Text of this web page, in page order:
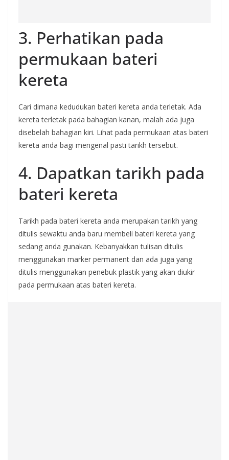
3. Perhatikan pada
permukaan bateri
kereta
Cari dimana kedudukan bateri kereta anda terletak. Ada
kereta terletak pada bahagian kanan, malah ada juga
disebelah bahagian kiri. Lihat pada permukaan atas bateri
kereta anda bagi mengenal pasti tarikh tersebut.
4. Dapatkan tarikh pada
bateri kereta
Tarikh pada bateri kereta anda merupakan tarikh yang
ditulis sewaktu anda baru membeli bateri kereta yang
sedang anda gunakan. Kebanyakkan tulisan ditulis
menggunakan marker permanent dan ada juga yang
ditulis menggunakan penebuk plastik yang akan diukir
pada permukaan atas bateri kereta.